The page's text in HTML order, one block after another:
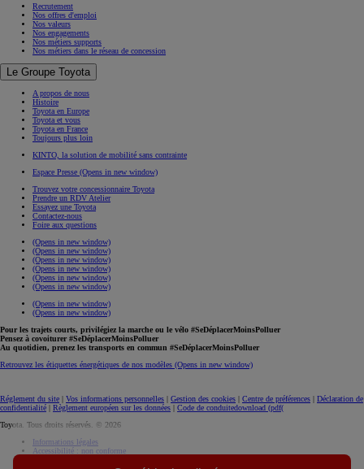
Recrutement
Nos offres d'emploi
Nos valeurs
Nos engagements
Nos métiers supports
Nos métiers dans le réseau de concession
Le Groupe Toyota
A propos de nous
Histoire
Toyota en Europe
Toyota et vous
Toyota en France
Toujours plus loin
KINTO, la solution de mobilité sans contrainte
Espace Presse (Opens in new window)
Trouvez votre concessionnaire Toyota
Prendre un RDV Atelier
Essayez une Toyota
Contactez-nous
Foire aux questions
(Opens in new window)
(Opens in new window)
(Opens in new window)
(Opens in new window)
(Opens in new window)
(Opens in new window)
(Opens in new window)
(Opens in new window)
Pour les trajets courts, privilégiez la marche ou le vélo #SeDéplacerMoinsPolluer
Pensez à covoiturer #SeDéplacerMoinsPolluer
Au quotidien, prenez les transports en commun #SeDéplacerMoinsPolluer
Retrouvez les étiquettes énergétiques de nos modèles (Opens in new window)
Réglement du site | Vos informations personnelles | Gestion des cookies | Centre de préférences | Déclaration de
confidentialité | Règlement européen sur les données | Code de conduitedownload (pdf(
Toyota. Tous droits réservés. © 2026
Informations légales
Accessibilité : non conforme